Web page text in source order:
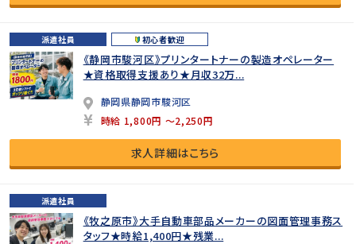
派遣社員 初心者歓迎
《静岡市駿河区》プリンタートナーの製造オペレーター
★資格取得支援あり★月収32万...
静岡県静岡市駿河区
時給 1,800円 ～2,250円
求人詳細はこちら
派遣社員
《牧之原市》大手自動車部品メーカーの図面管理事務ス
タッフ★時給1,400円★残業...